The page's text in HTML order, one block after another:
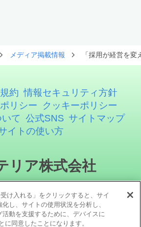
メディア掲載情報 「採用が経営を
約 情報セキュリティ方針
リシー
クッキーポリシー
て 公式SNS サイトマップ
イトの使い方
リア株式会社
け入れる」をクリックすると、サイ
化し、サイトの使用状況を分析し、
動を支援するために、デバイスに
に同意したことになります。